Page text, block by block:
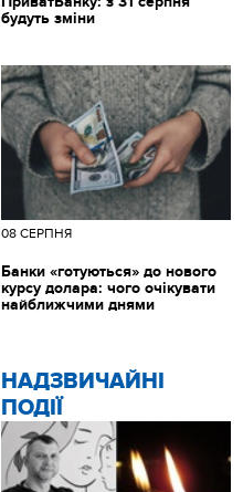
будуть зміни
НАДЗВИЧАЙНІ
ПОДІЇ
08 СЕРПНЯ
Банки «готуються» до нового
курсу долара: чого очікувати
найближчими днями